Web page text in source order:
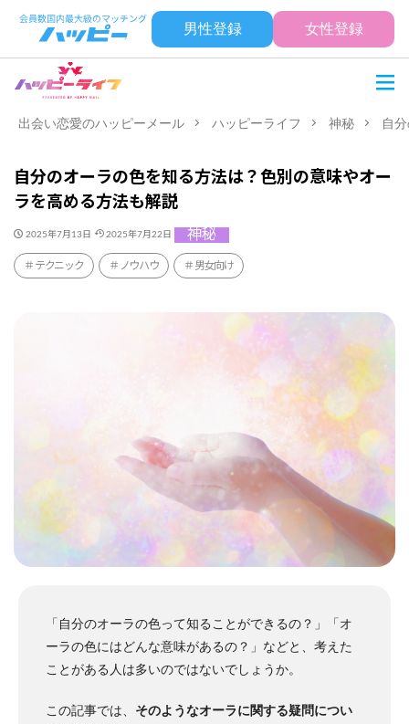
男性登録 女性登録
出会い恋愛のハッピーメール ハッピーライフ 神秘 自
自分のオーラの色を知る方法は？色別の意味やオー
ラを高める方法も解説
2025年7月13日 2025年7月22日 神秘
テクニック ノウハウ 男女向け
「自分のオーラの色って知ることができるの？」「オ
ーラの色にはどんな意味があるの？」などと、考えた
ことがある人は多いのではないでしょうか。
この記事では、 そのようなオーラに関する疑問につい